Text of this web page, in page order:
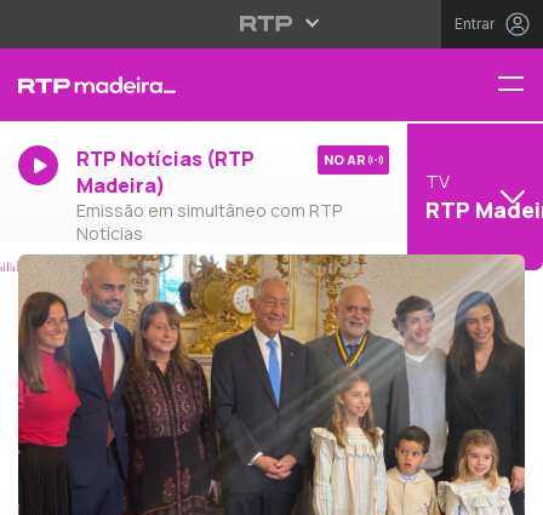
Entrar
RTP Notícias (RTP
Madeira)
Emissão em simultâneo com RTP
Notícias
NO AR
TV
RTP